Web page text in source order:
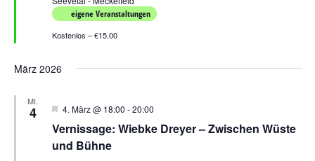
eigene Veranstaltungen
Kostenlos – €15.00
März 2026
MI.
4
Vernissage: Wiebke Dreyer – Zwischen Wüste
und Bühne
Hervorgehoben
4. März @ 18:00 -20:00